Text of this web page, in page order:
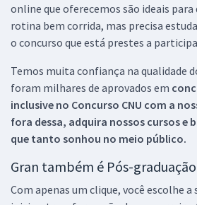
online que oferecemos são ideais para
rotina bem corrida, mas precisa
o concurso que está prestes a
Temos muita confiança na qualidade
foram milhares de aprovados em
inclusive no Concurso CNU com a
fora dessa, adquira nossos cursos e
que tanto sonhou no meio público.
Gran também é Pós-graduação
Com apenas um clique, você escolhe a